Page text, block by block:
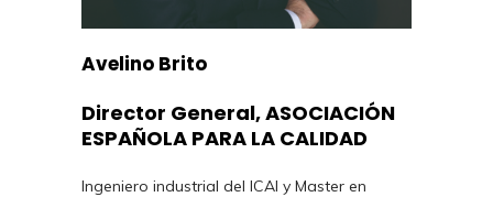
Avelino Brito
Director General, ASOCIACIÓN
ESPAÑOLA PARA LA CALIDAD
Ingeniero industrial del ICAI y Master en